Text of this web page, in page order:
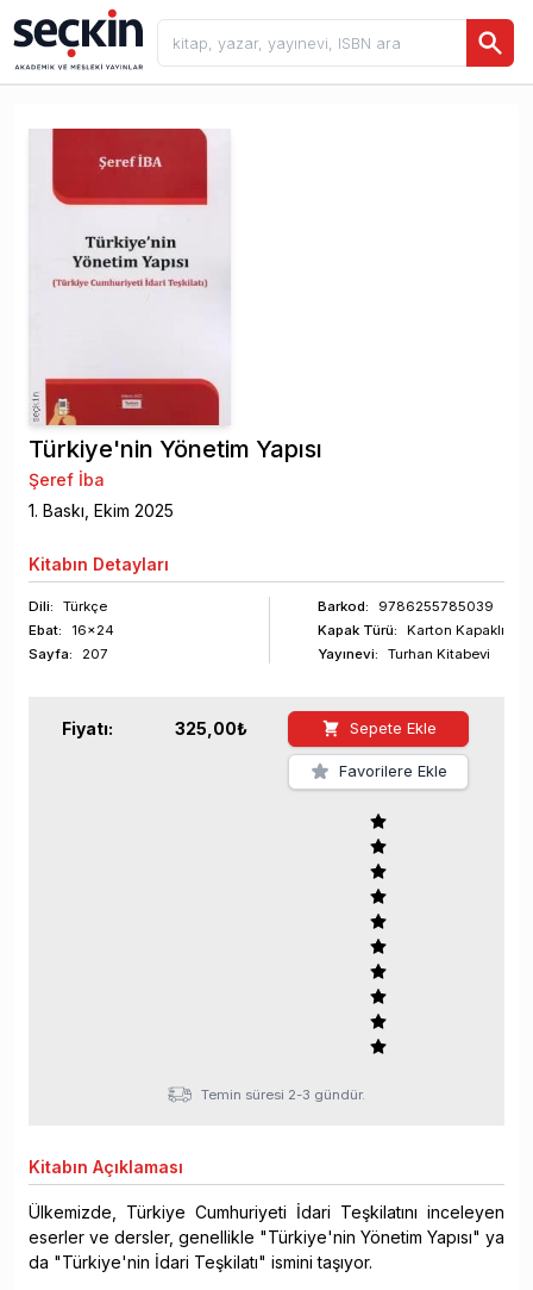
Türkiye'nin Yönetim Yapısı
Şeref İba
1. Baskı, Ekim 2025
Kitabın Detayları
Dili:
Türkçe
Ebat:
16x24
Sayfa: 207
Barkod:
9786255785039
Kapak Türü:
Karton Kapaklı
Yayınevi:
Turhan Kitabevi
Fiyatı: 325,00₺ Sepete Ekle
Favorilere Ekle
Temin süresi 2-3 gündür.
Kitabın Açıklaması
Ülkemizde, Türkiye Cumhuriyeti İdari Teşkilatını inceleyen
eserler ve dersler, genellikle "Türkiye'nin Yönetim Yapısı" ya
da "Türkiye'nin İdari Teşkilatı" ismini taşıyor.